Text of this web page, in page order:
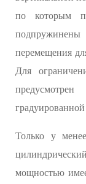
по которым
перемещения
Для
Только у
мощностью